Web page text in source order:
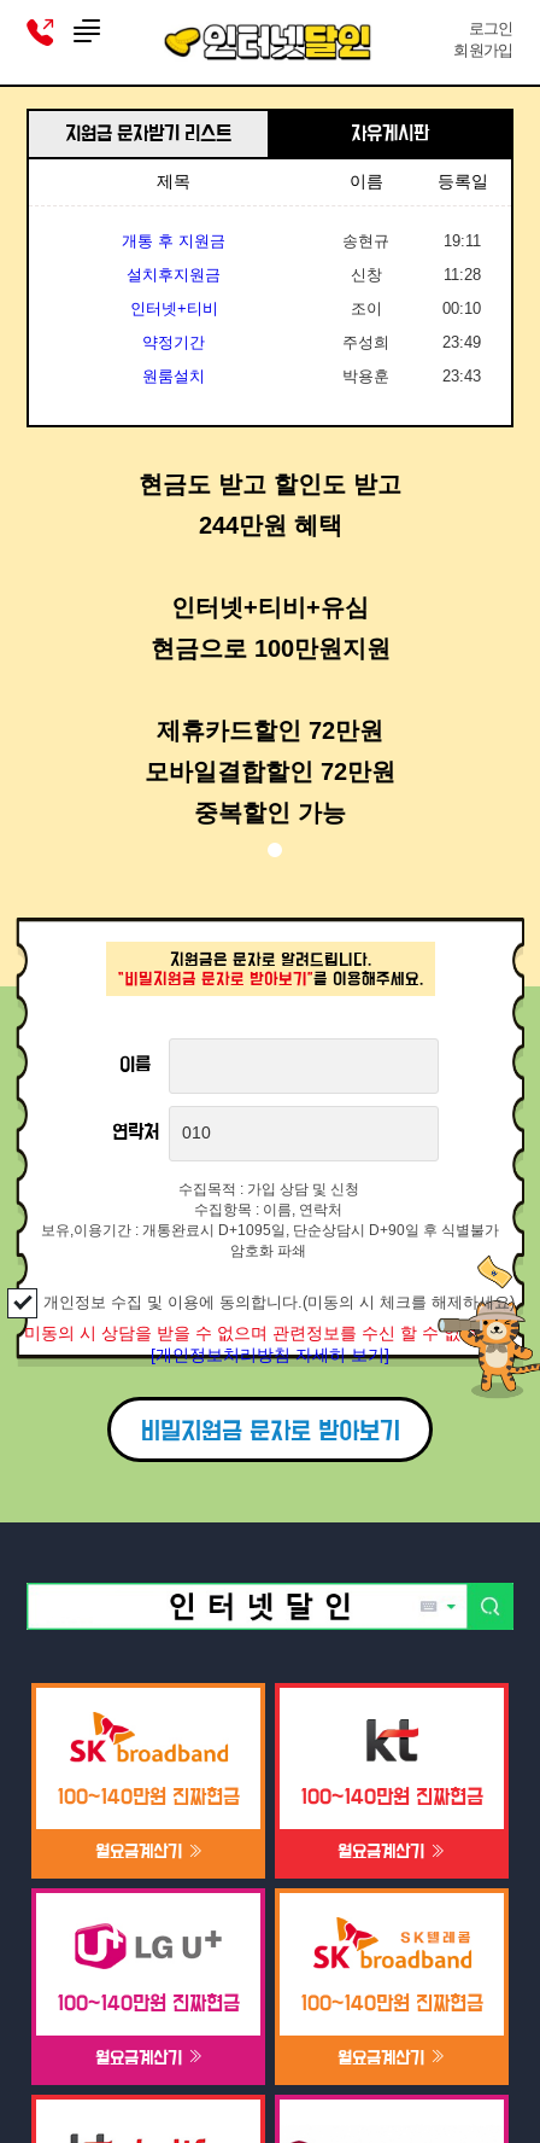
로그인
회원가입
지원금 문자받기 리스트 자유게시판
고객명 발송시간
전송대기 피*희 지원금 문의 16:12
전송대기 김*선 지원금 문의 14:12
전송대기 김*우 지원금 문의
백*태 지원금 문의 09:54
전송대기 심*연 지원금 문의 09:19
홍*규 지원금 문의 10:21
김*임 지원금 문의 15:45
신 지원금 문의 21:31
영* 지원금 문의 21:22
피*희 지원금 문의 16:12
김*우 지원금 문의
제목 이름 등록일
원룸설치
박용훈
23:43
인터넷신청
서남규
08:56
지원금
보거스
인터넷.tv
김진용
21:09
KT 인터넷 TV만 설치시 ....
멀린
23:12
개통 후 지원금
송현규
19:11
설치후지원금
신창
11:28
인터넷+티비
조이
00:10
약정기간
주성희
23:49
원룸설치
박용훈
23:43
지원금
보거스
현금도 받고 할인도 받고
244만원 혜택
인터넷+티비+유심
현금으로 100만원지원
제휴카드할인 72만원
모바일결합할인 72만원
중복할인 가능
지원금은 문자로 알려드립니다.
“비밀지원금 문자로 받아보기”를 이용해주세요.
이름
연락처
수집목적 : 가입 상담 및 신청
수집항목 : 이름, 연락처
보유,이용기간 : 개통완료시 D+1095일, 단순상담시 D+90일 후 식별불가
암호화 파쇄
개인정보 수집 및 이용에 동의합니다.(미동의 시 체크를 해제하세요)
미동의 시 상담을 받을 수 없으며 관련정보를 수신 할 수 없습니다.
[개인정보처리방침 자세히 보기]
100~140만원 진짜현금
월요금계산기
100~140만원 진짜현금
월요금계산기
100~140만원 진짜현금
월요금계산기
100~140만원 진짜현금
월요금계산기